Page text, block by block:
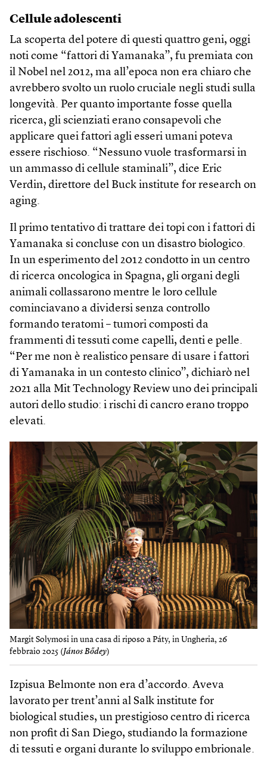
Cellule adolescenti
La scoperta del potere di questi quattro geni, oggi
noti come “fattori di Yamanaka”, fu premiata con
il Nobel nel 2012, ma all’epoca non era chiaro che
avrebbero svolto un ruolo cruciale negli studi sulla
longevità. Per quanto importante fosse quella
ricerca, gli scienziati erano consapevoli che
applicare quei fattori agli esseri umani poteva
essere rischioso. “Nessuno vuole trasformarsi in
un ammasso di cellule staminali”, dice Eric
Verdin, direttore del Buck institute for research on
aging.
Il primo tentativo di trattare dei topi con i fattori di
Yamanaka si concluse con un disastro biologico.
In un esperimento del 2012 condotto in un centro
di ricerca oncologica in Spagna, gli organi degli
animali collassarono mentre le loro cellule
cominciavano a dividersi senza controllo
formando teratomi – tumori composti da
frammenti di tessuti come capelli, denti e pelle.
“Per me non è realistico pensare di usare i fattori
di Yamanaka in un contesto clinico”, dichiarò nel
2021 alla Mit Technology Review uno dei principali
autori dello studio: i rischi di cancro erano troppo
elevati.
Margit Solymosi in una casa di riposo a Páty, in Ungheria, 26
febbraio 2025 (János Bődey)
Izpisua Belmonte non era d’accordo. Aveva
lavorato per trent’anni al Salk institute for
biological studies, un prestigioso centro di ricerca
non profit di San Diego, studiando la formazione
di tessuti e organi durante lo sviluppo embrionale.